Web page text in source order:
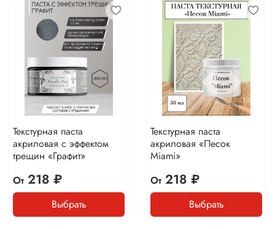
Текстурная паста
акриловая с эффектом
трещин «Графит»
От218 ₽
Выбрать
Текстурная паста
акриловая «Песок
Miami»
От218 ₽
Выбрать